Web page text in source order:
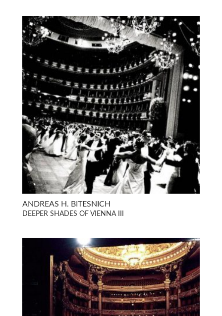
ANDREAS H. BITESNICH
DEEPER SHADES OF VIENNA III